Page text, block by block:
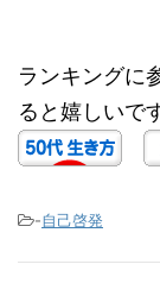
ランキングに
ると嬉しいで
-自己啓発